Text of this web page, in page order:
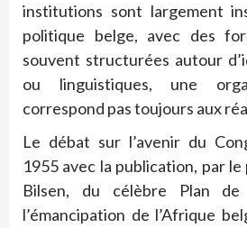
institutions sont largement
politique belge, avec des
souvent structurées autour
ou linguistiques, une
correspond pas toujours aux
Le débat sur l’avenir du
1955 avec la publication, par
Bilsen, du célèbre Plan
l’émancipation de l’Afrique